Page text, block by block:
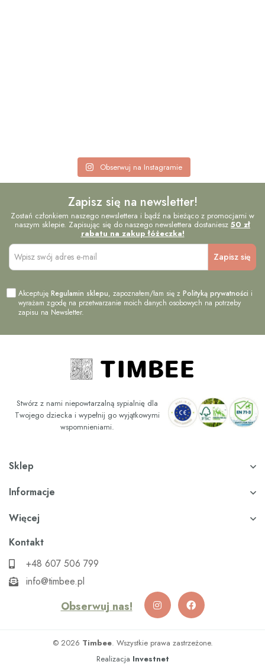
Obserwuj na Instagramie
Zapisz się na newsletter!
Zostań członkiem naszego newslettera i bądź na bieżąco z promocjami w
naszym sklepie. Zapisując się do naszego newslettera dostaniesz 50 zł
rabatu na zakup łóżeczka!
AkceptujęRegulamin sklepu, zapoznałem/łam się zPolityką prywatności i
wyrażam zgodę na przetwarzanie moich danych osobowych na potrzeby
zapisu na Newsletter.
Stwórz z nami niepowtarzalną sypialnię dla
Twojego dziecka i wypełnij go wyjątkowymi
wspomnieniami.
Sklep
Informacje
Więcej
Kontakt
+48 607 506 799
info@timbee.pl
Obserwuj nas!
© 2026 Timbee. Wszystkie prawa zastrzeżone.
Realizacja Investnet